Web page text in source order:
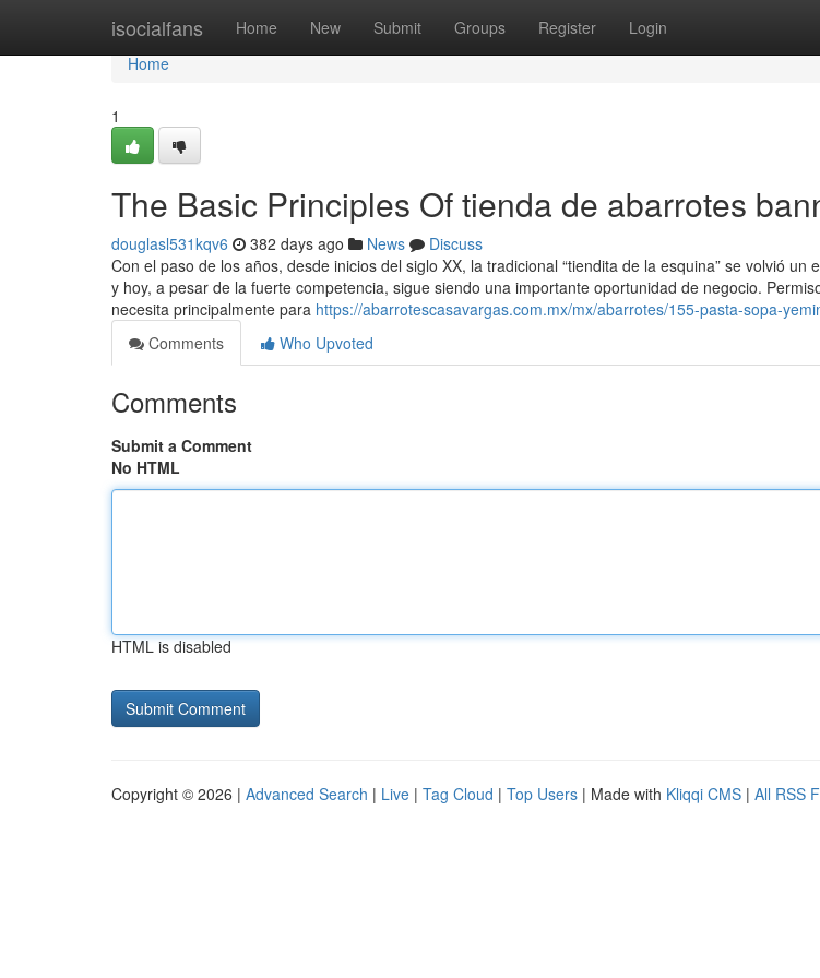
isocialfans Home New Submit Groups Register Login
Home
Home
1
The Basic Principles Of tienda de abarrotes
douglasl531kqv6 382 days ago News
Discuss
Con el paso de los años, desde inicios del siglo XX, la tradicional “tiendita de la esquina” se volvió un
y hoy, a pesar de la fuerte competencia, sigue siendo una importante oportunidad de negocio.
necesita principalmente para https://abarrotescasavargas.com.mx/mx/abarrotes/155-pasta-sopa-
Comments
Who Upvoted
Comments
Submit a Comment
No HTML
HTML is disabled
Copyright © 2026 | Advanced Search | Live | Tag Cloud | Top Users | Made with Kliqqi CMS | All RSS